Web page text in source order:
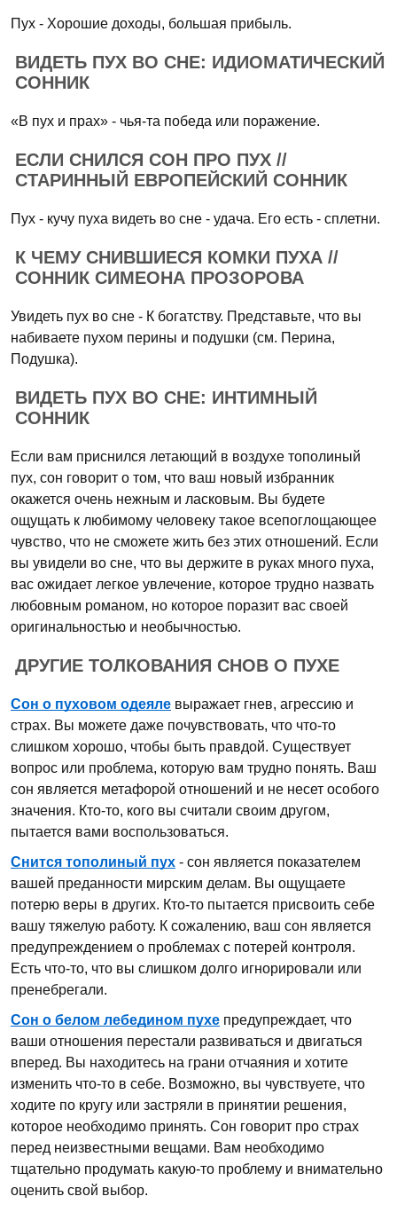
Пух - Хорошие доходы, большая прибыль.
ВИДЕТЬ ПУХ ВО СНЕ: ИДИОМАТИЧЕСКИЙ
СОННИК
«В пух и прах» - чья-та победа или поражение.
ЕСЛИ СНИЛСЯ СОН ПРО ПУХ //
СТАРИННЫЙ ЕВРОПЕЙСКИЙ СОННИК
Пух - кучу пуха видеть во сне - удача. Его есть - сплетни.
К ЧЕМУ СНИВШИЕСЯ КОМКИ ПУХА //
СОННИК СИМЕОНА ПРОЗОРОВА
Увидеть пух во сне - К богатству. Представьте, что вы
набиваете пухом перины и подушки (см. Перина,
Подушка).
ВИДЕТЬ ПУХ ВО СНЕ: ИНТИМНЫЙ
СОННИК
Если вам приснился летающий в воздухе тополиный
пух, сон говорит о том, что ваш новый избранник
окажется очень нежным и ласковым. Вы будете
ощущать к любимому человеку такое всепоглощающее
чувство, что не сможете жить без этих отношений. Если
вы увидели во сне, что вы держите в руках много пуха,
вас ожидает легкое увлечение, которое трудно назвать
любовным романом, но которое поразит вас своей
оригинальностью и необычностью.
ДРУГИЕ ТОЛКОВАНИЯ СНОВ О ПУХЕ
Сон о пуховом одеяле выражает гнев, агрессию и
страх. Вы можете даже почувствовать, что что-то
слишком хорошо, чтобы быть правдой. Существует
вопрос или проблема, которую вам трудно понять. Ваш
сон является метафорой отношений и не несет особого
значения. Кто-то, кого вы считали своим другом,
пытается вами воспользоваться.
Снится тополиный пух - сон является показателем
вашей преданности мирским делам. Вы ощущаете
потерю веры в других. Кто-то пытается присвоить себе
вашу тяжелую работу. К сожалению, ваш сон является
предупреждением о проблемах с потерей контроля.
Есть что-то, что вы слишком долго игнорировали или
пренебрегали.
Сон о белом лебедином пухе предупреждает, что
ваши отношения перестали развиваться и двигаться
вперед. Вы находитесь на грани отчаяния и хотите
изменить что-то в себе. Возможно, вы чувствуете, что
ходите по кругу или застряли в принятии решения,
которое необходимо принять. Сон говорит про страх
перед неизвестными вещами. Вам необходимо
тщательно продумать какую-то проблему и внимательно
оценить свой выбор.